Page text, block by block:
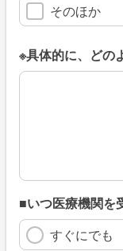
そのほか
※具体的に、どの
※具体的に、どの
■いつ医療機関を
すぐにでも